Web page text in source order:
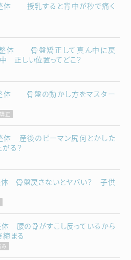
整体 授乳すると背中が秒で痛く
整体 骨盤矯正して真ん中に戻
正しい位置ってどこ？
整体 骨盤の動かし方をマスター
正
体 産後のピーマン尻何とかした
る？
体 骨盤戻さないとヤバい？ 子供
体 腰の骨がすこし反っているから
締まる